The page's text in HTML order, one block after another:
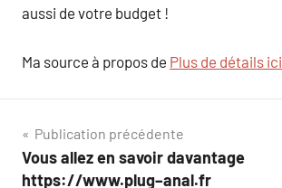
aussi de votre budget !
Ma source à propos de Plus de détails ici
Navigation
de
Publication précédente
Vous allez en savoir davantage
https://www.plug–anal.fr